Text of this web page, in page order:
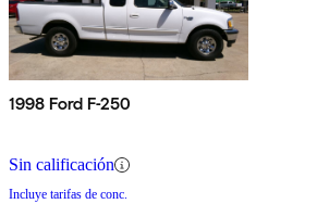
1998 Ford F-250
Sin calificación
Incluye tarifas de conc.